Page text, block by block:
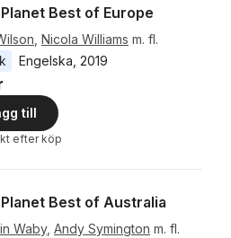
Best of Europe
Nicola Williams m. fl.
Engelska 2019
till
efter köp
Best of Australia
Waby, Andy Symington m. fl.